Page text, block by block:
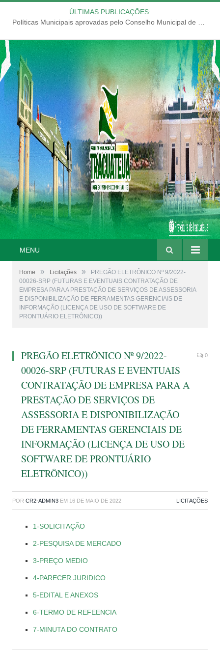
ÚLTIMAS PUBLICAÇÕES:
Políticas Municipais aprovadas pelo Conselho Municipal de Educação (CME)
MENU
Home » Licitações »
PREGÃO ELETRÔNICO Nº 9/2022-
00026-SRP (FUTURAS E EVENTUAIS CONTRATAÇÃO DE
EMPRESA PARA A PRESTAÇÃO DE SERVIÇOS DE ASSESSORIA
E DISPONIBILIZAÇÃO DE FERRAMENTAS GERENCIAIS DE
INFORMAÇÃO (LICENÇA DE USO DE SOFTWARE DE
PRONTUÁRIO ELETRÔNICO))
PREGÃO ELETRÔNICO Nº 9/2022-
00026-SRP (FUTURAS E EVENTUAIS
CONTRATAÇÃO DE EMPRESA PARA A
PRESTAÇÃO DE SERVIÇOS DE
ASSESSORIA E DISPONIBILIZAÇÃO
DE FERRAMENTAS GERENCIAIS DE
INFORMAÇÃO (LICENÇA DE USO DE
SOFTWARE DE PRONTUÁRIO
ELETRÔNICO))
0
POR CR2-ADMIN3 EM 16 DE MAIO DE 2022 LICITAÇÕES
1-SOLICITAÇÃO
2-PESQUISA DE MERCADO
3-PREÇO MEDIO
4-PARECER JURIDICO
5-EDITAL E ANEXOS
6-TERMO DE REFEENCIA
7-MINUTA DO CONTRATO